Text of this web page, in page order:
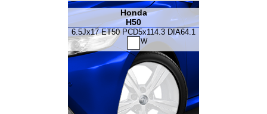
Honda
H50
6.5Jx17 ET50 PCD5x114.3 DIA64.1
W